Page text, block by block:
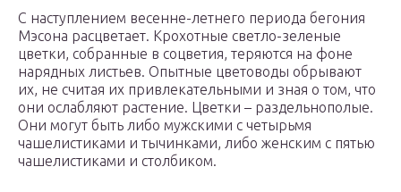
С наступлением весенне-летнего периода бегония
Мэсона расцветает. Крохотные светло-зеленые
цветки, собранные в соцветия, теряются на фоне
нарядных листьев. Опытные цветоводы обрывают
их, не считая их привлекательными и зная о том, что
они ослабляют растение. Цветки – раздельнополые.
Они могут быть либо мужскими с четырьмя
чашелистиками и тычинками, либо женским с пятью
чашелистиками и столбиком.